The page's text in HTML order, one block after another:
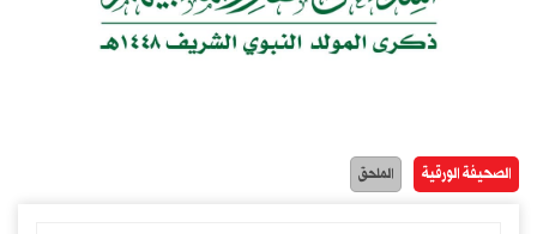
الصحيفة الورقية الملحق